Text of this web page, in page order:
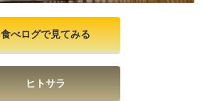
食べログで見てみる
ヒトサラ